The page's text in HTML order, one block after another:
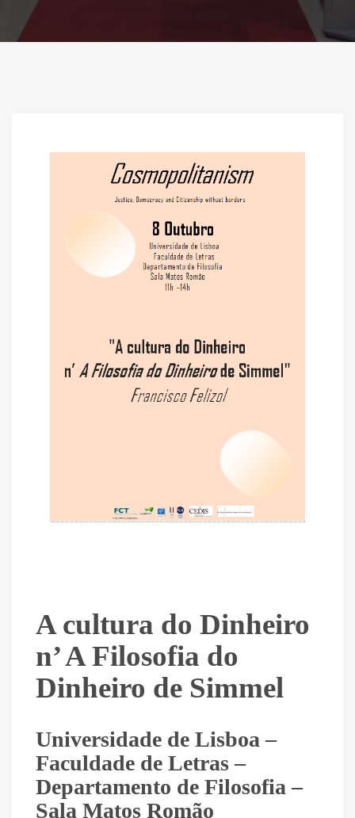
A cultura do Dinheiro
n’ A Filosofia do
Dinheiro de Simmel
Universidade de Lisboa –
Faculdade de Letras –
Departamento de Filosofia –
Sala Matos Romão